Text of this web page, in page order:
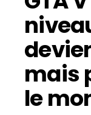
mais
le